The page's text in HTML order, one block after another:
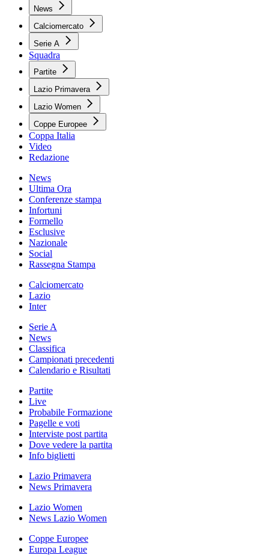
News
Calciomercato
Serie A
Squadra
Partite
Lazio Primavera
Lazio Women
Coppe Europee
Coppa Italia
Video
Redazione
News
Ultima Ora
Conferenze stampa
Infortuni
Formello
Esclusive
Nazionale
Social
Rassegna Stampa
Calciomercato
Lazio
Inter
Serie A
News
Classifica
Campionati precedenti
Calendario e Risultati
Partite
Live
Probabile Formazione
Pagelle e voti
Interviste post partita
Dove vedere la partita
Info biglietti
Lazio Primavera
News Primavera
Lazio Women
News Lazio Women
Coppe Europee
Europa League